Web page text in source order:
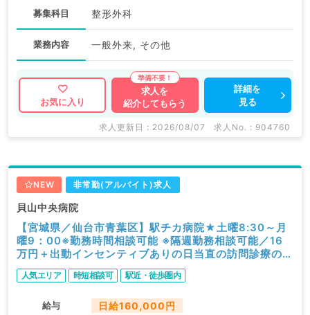
募集科目 整形外科
業務内容 一般外来, その他
お気に入り
求人を
紹介してもらう
詳細を
見る
求人更新日 : 2026/08/07 求人No. : 904760
NEW 非常勤(アルバイト)求人
貝山中央病院
【宮城県／仙台市青葉区】駅チカ病院★土曜8:30～月
曜9：00※勤務時間相談可能 ※隔週勤務相談可能／16
万円＋出動インセンティブありの日当直の訪問診療のお
仕事です◇（一般内科／非常勤）
人気エリア 時短相談可 駅近・徒歩圏内
給与 日給160,000円